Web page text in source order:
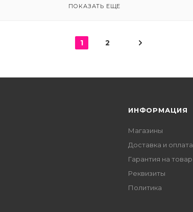
ПОКАЗАТЬ ЕЩЕ
1 2
ИНФОРМАЦИЯ
Магазины
Доставка и оплата
Гарантия на товар
Реквизиты
Политика